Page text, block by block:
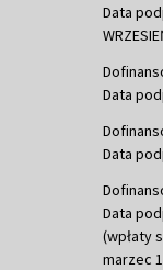
Data
Data
Data
Data
(wpłaty
marzec